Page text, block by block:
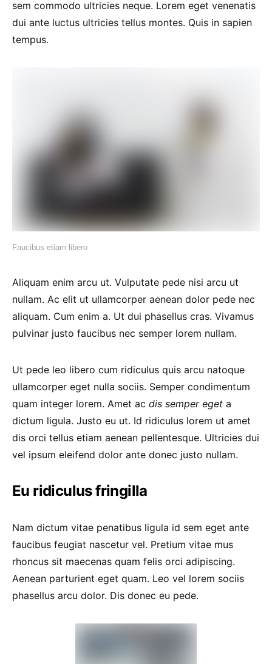
sem commodo ultricies neque. Lorem eget venenatis
dui ante luctus ultricies tellus montes. Quis in sapien
tempus.
Faucibus etiam libero
Aliquam enim arcu ut. Vulputate pede nisi arcu ut
nullam. Ac elit ut ullamcorper aenean dolor pede nec
aliquam. Cum enim a. Ut dui phasellus cras. Vivamus
pulvinar justo faucibus nec semper lorem nullam.
Ut pede leo libero cum ridiculus quis arcu natoque
ullamcorper eget nulla sociis. Semper condimentum
quam integer lorem. Amet ac dis semper eget a
dictum ligula. Justo eu ut. Id ridiculus lorem ut amet
dis orci tellus etiam aenean pellentesque. Ultricies dui
vel ipsum eleifend dolor ante donec justo nullam.
Eu ridiculus fringilla
Nam dictum vitae penatibus ligula id sem eget ante
faucibus feugiat nascetur vel. Pretium vitae mus
rhoncus sit maecenas quam felis orci adipiscing.
Aenean parturient eget quam. Leo vel lorem sociis
phasellus arcu dolor. Dis donec eu pede.